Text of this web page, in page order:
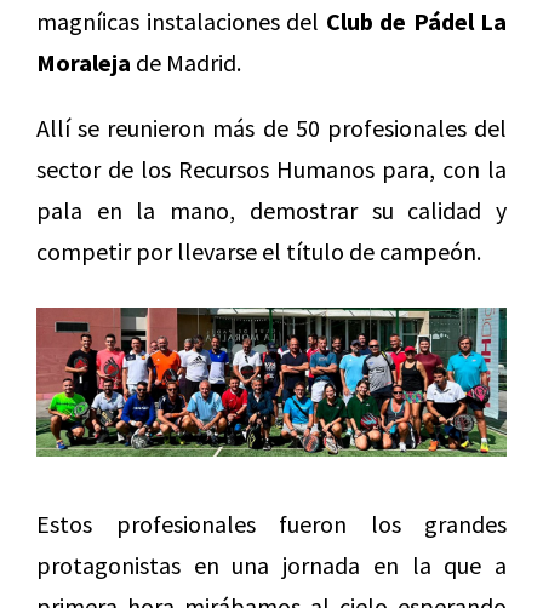
magníicas instalaciones del Club de Pádel La
Moraleja de Madrid.
Allí se reunieron más de 50 profesionales del
sector de los Recursos Humanos para, con la
pala en la mano, demostrar su calidad y
competir por llevarse el título de campeón.
Estos profesionales fueron los grandes
protagonistas en una jornada en la que a